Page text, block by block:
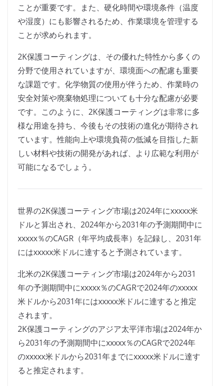
ことが重要です。また、硬化時間や環境条件（温度
や湿度）にも影響されるため、作業環境を管理する
ことが求められます。
2K保護コーティングは、その優れた特性から多くの
分野で使用されていますが、環境面への配慮も重要
な課題です。化学物質の使用が伴うため、作業時の
安全対策や廃棄物処理についても十分な配慮が必要
です。このように、2K保護コーティングは非常に多
様な用途を持ち、今後もその技術の進化が期待され
ています。性能向上や環境負荷の低減を目指した新
しい材料や技術の開発があれば、より広範な利用が
可能になるでしょう。
世界の2K保護コーティング市場は2024年にxxxxx米
ドルと算出され、2024年から2031年の予測期間中に
xxxxx％のCAGR（年平均成長率）を記録し、2031年
にはxxxxx米ドルに達すると予測されています。
北米の2K保護コーティング市場は2024年から2031
年の予測期間中にxxxxx％のCAGRで2024年のxxxxx
米ドルから2031年にはxxxxx米ドルに達すると推定
されます。
2K保護コーティングのアジア太平洋市場は2024年か
ら2031年の予測期間中にxxxxx％のCAGRで2024年
のxxxxx米ドルから2031年までにxxxxx米ドルに達す
ると推定されます。